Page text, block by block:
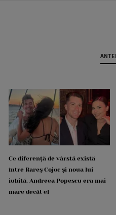
Ce diferență de vârstă există
între Rareș Cojoc și noua lui
iubită. Andreea Popescu era mai
mare decât el